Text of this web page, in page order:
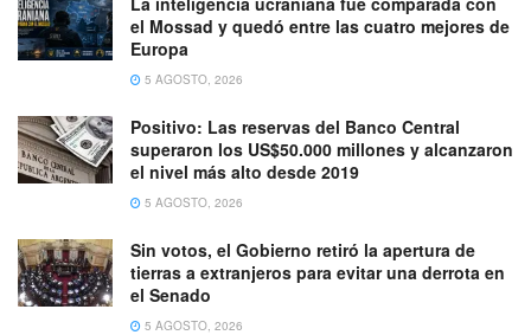
el Mossad y quedó entre las cuatro mejores de
Europa
5 AGOSTO, 2026
Positivo: Las reservas del Banco Central
superaron los US$50.000 millones y alcanzaron
el nivel más alto desde 2019
5 AGOSTO, 2026
Sin votos, el Gobierno retiró la apertura de
tierras a extranjeros para evitar una derrota en
el Senado
5 AGOSTO, 2026